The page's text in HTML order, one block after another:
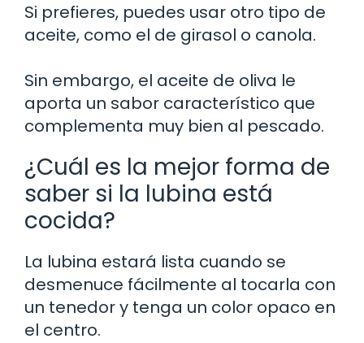
Si prefieres, puedes usar otro tipo de
aceite, como el de girasol o canola.
Sin embargo, el aceite de oliva le
aporta un sabor característico que
complementa muy bien al pescado.
¿Cuál es la mejor forma de
saber si la lubina está
cocida?
La lubina estará lista cuando se
desmenuce fácilmente al tocarla con
un tenedor y tenga un color opaco en
el centro.